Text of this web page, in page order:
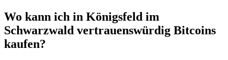
Wo kann ich in Königsfeld im
Schwarzwald vertrauenswürdig Bitcoins
kaufen?